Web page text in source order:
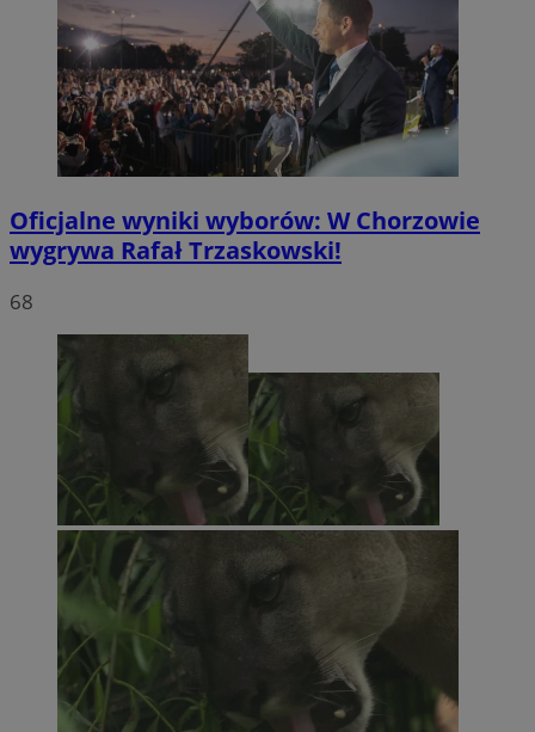
Oficjalne wyniki wyborów: W Chorzowie
wygrywa Rafał Trzaskowski!
68